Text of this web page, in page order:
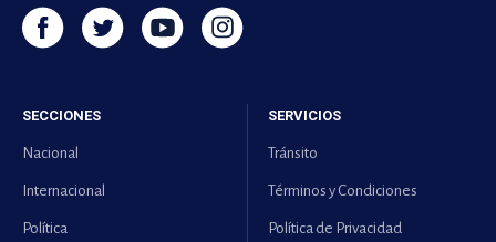
SECCIONES
Nacional
Internacional
Política
SERVICIOS
Tránsito
Términos y Condiciones
Política de Privacidad